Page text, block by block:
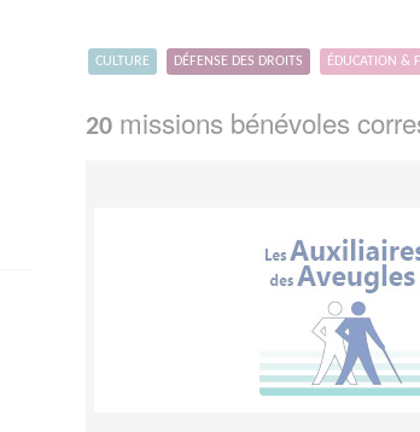
CULTURE DÉFENSE DES DROITS ÉDUCATION &
20 missions bénévoles